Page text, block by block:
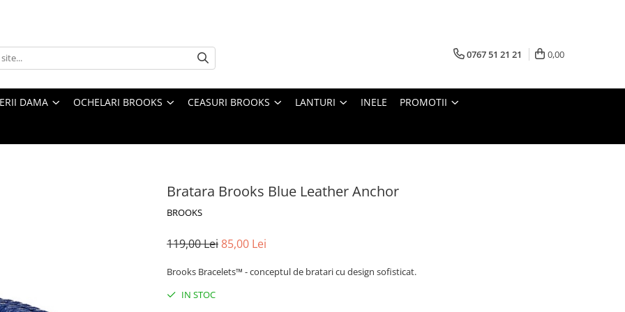
0767 51 21 21 0,00
DAMA OCHELARI BROOKS CEASURI BROOKS LANTURI INELE PROMOTII
Bratara Brooks Blue Leather Anchor
BROOKS
119,00 Lei85,00 Lei
Brooks Bracelets™ - conceptul de bratari cu design sofisticat.
IN STOC